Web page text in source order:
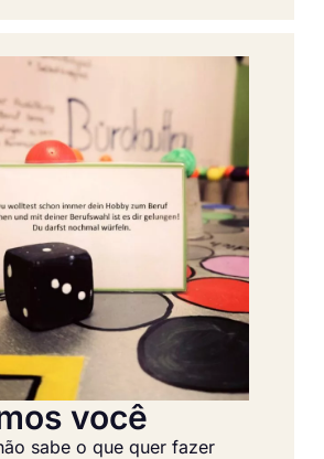
você
sabe o que quer fazer